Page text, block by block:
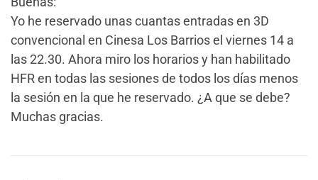
Yo he reservado unas cuantas entradas en 3D
convencional en Cinesa Los Barrios el viernes 14 a
las 22.30. Ahora miro los horarios y han habilitado
HFR en todas las sesiones de todos los días menos
la sesión en la que he reservado. ¿A que se debe?
Muchas gracias.